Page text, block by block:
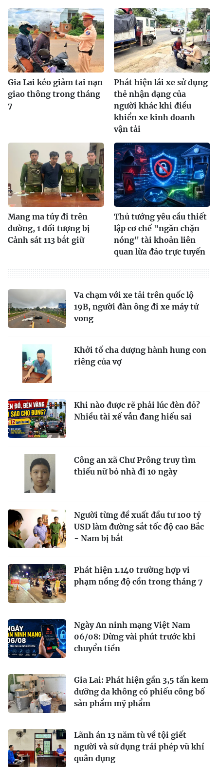
Gia Lai kéo giảm tai nạn
giao thông trong tháng
7
Phát hiện lái xe sử dụng
thẻ nhận dạng của
người khác khi điều
khiển xe kinh doanh
vận tải
Mang ma túy đi trên
đường, 1 đối tượng bị
Cảnh sát 113 bắt giữ
Thủ tướng yêu cầu thiết
lập cơ chế "ngăn chặn
nóng" tài khoản liên
quan lừa đảo trực tuyến
Va chạm với xe tải trên quốc lộ
19B, người đàn ông đi xe máy tử
vong
Khởi tố cha dượng hành hung con
riêng của vợ
Khi nào được rẽ phải lúc đèn đỏ?
Nhiều tài xế vẫn đang hiểu sai
Công an xã Chư Prông truy tìm
thiếu nữ bỏ nhà đi 10 ngày
Người từng đề xuất đầu tư 100 tỷ
USD làm đường sắt tốc độ cao Bắc
- Nam bị bắt
Phát hiện 1.140 trường hợp vi
phạm nồng độ cồn trong tháng 7
Ngày An ninh mạng Việt Nam
06/08: Dừng vài phút trước khi
chuyển tiền
Gia Lai: Phát hiện gần 3,5 tấn kem
dưỡng da không có phiếu công bố
sản phẩm mỹ phẩm
Lãnh án 13 năm tù về tội giết
người và sử dụng trái phép vũ khí
quân dụng